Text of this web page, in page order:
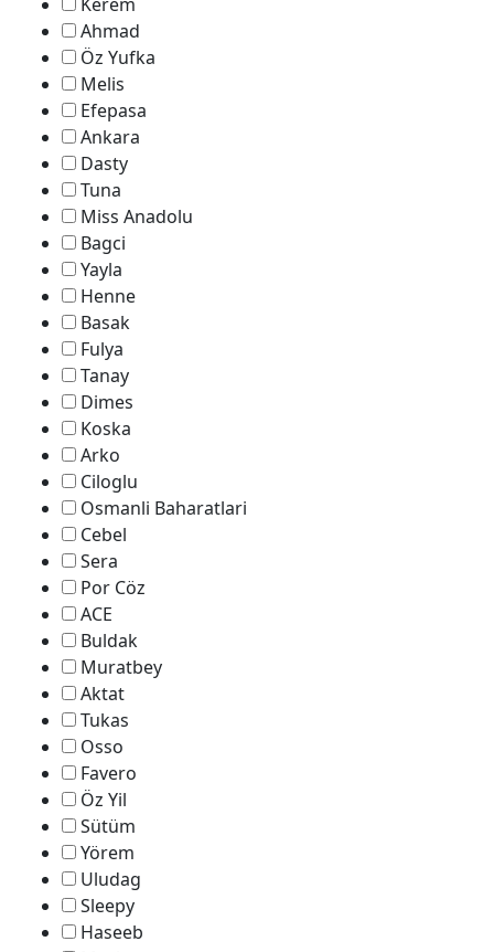
Kerem
Ahmad
Öz Yufka
Melis
Efepasa
Ankara
Dasty
Tuna
Miss Anadolu
Bagci
Yayla
Henne
Basak
Fulya
Tanay
Dimes
Koska
Arko
Ciloglu
Osmanli Baharatlari
Cebel
Sera
Por Cöz
ACE
Buldak
Muratbey
Aktat
Tukas
Osso
Favero
Öz Yil
Sütüm
Yörem
Uludag
Sleepy
Haseeb